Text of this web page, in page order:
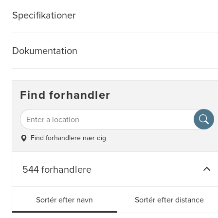
Specifikationer
Dokumentation
Find forhandler
Find forhandlere nær dig
544 forhandlere
Sortér efter navn Sortér efter distance